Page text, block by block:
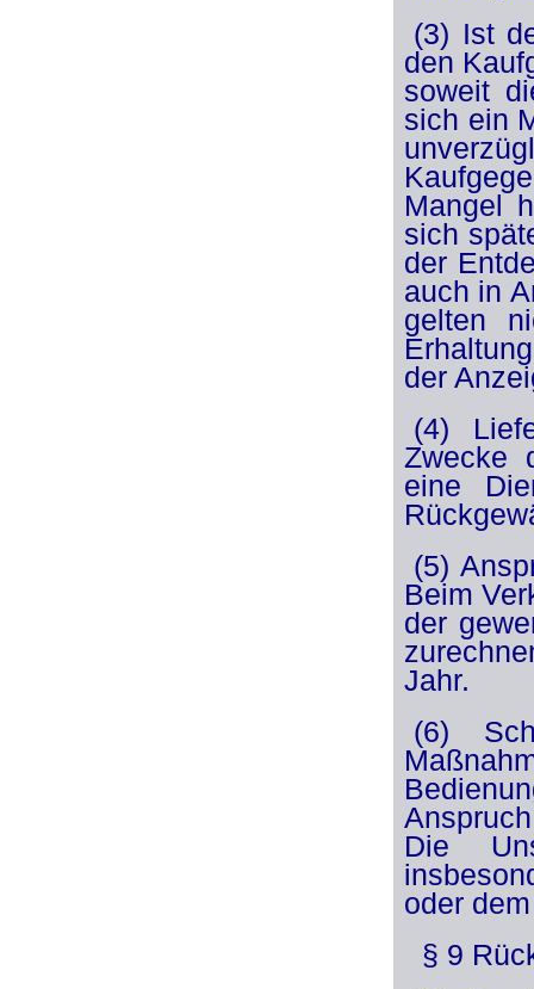
(3) Ist
den
soweit
sich ein
Mangel
sich
der
auch in
gelten
der
(4)
Zwecke
eine
(5)
Beim
der
Jahr.
(6)
Die
oder
§ 9